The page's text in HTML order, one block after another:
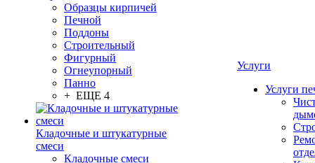
Образцы кирпичей
Печной
Поддоны
Строительный
Фигурный
Огнеупорный
Панно
+ ЕЩЕ 4
Кладочные и штукатурные
смеси
Кладочные смеси
Услуги
Услуги